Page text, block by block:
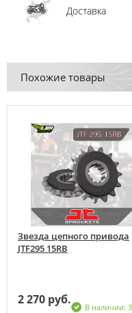
Доставка
Похожие товары
Звезда цепного привода
JTF295 15RB
2 270 руб.
В наличии: